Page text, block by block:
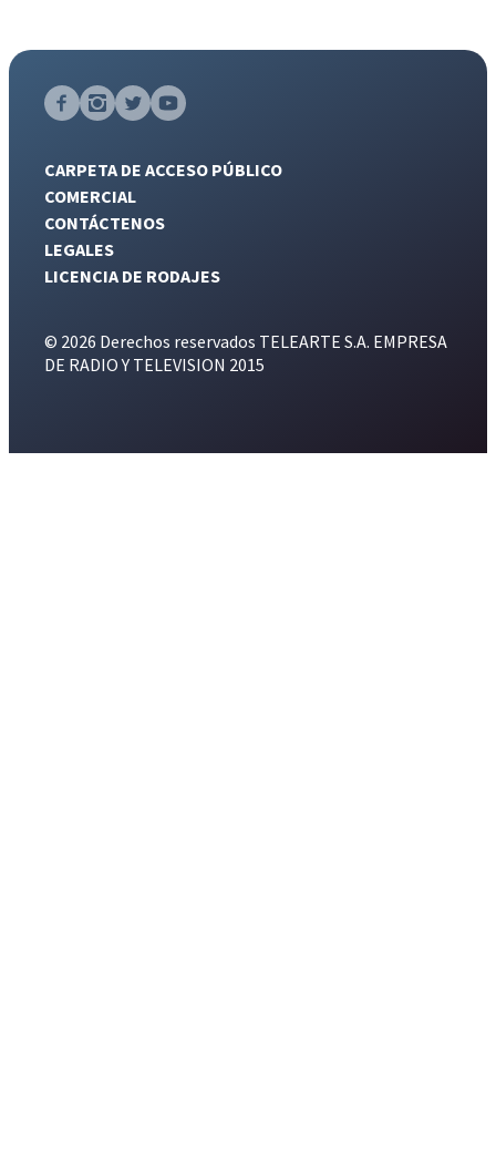
CARPETA DE ACCESO PÚBLICO
COMERCIAL
CONTÁCTENOS
LEGALES
LICENCIA DE RODAJES
© 2026 Derechos reservados TELEARTE S.A. EMPRESA
DE RADIO Y TELEVISION 2015